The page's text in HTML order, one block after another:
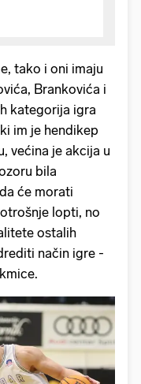
tako i oni imaju
Brankovića i
kategorija igra
im je hendikep
većina je akcija u
bila
će morati
lopti, no
ostalih
način igre -